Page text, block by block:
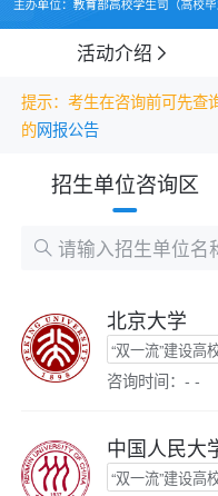
活动介绍
提示：考生在咨询前可先查
的网报公告
招生单位咨询区
北京大学
“双一流”建设高
咨询时间：- -
中国人民大
“双一流”建设高